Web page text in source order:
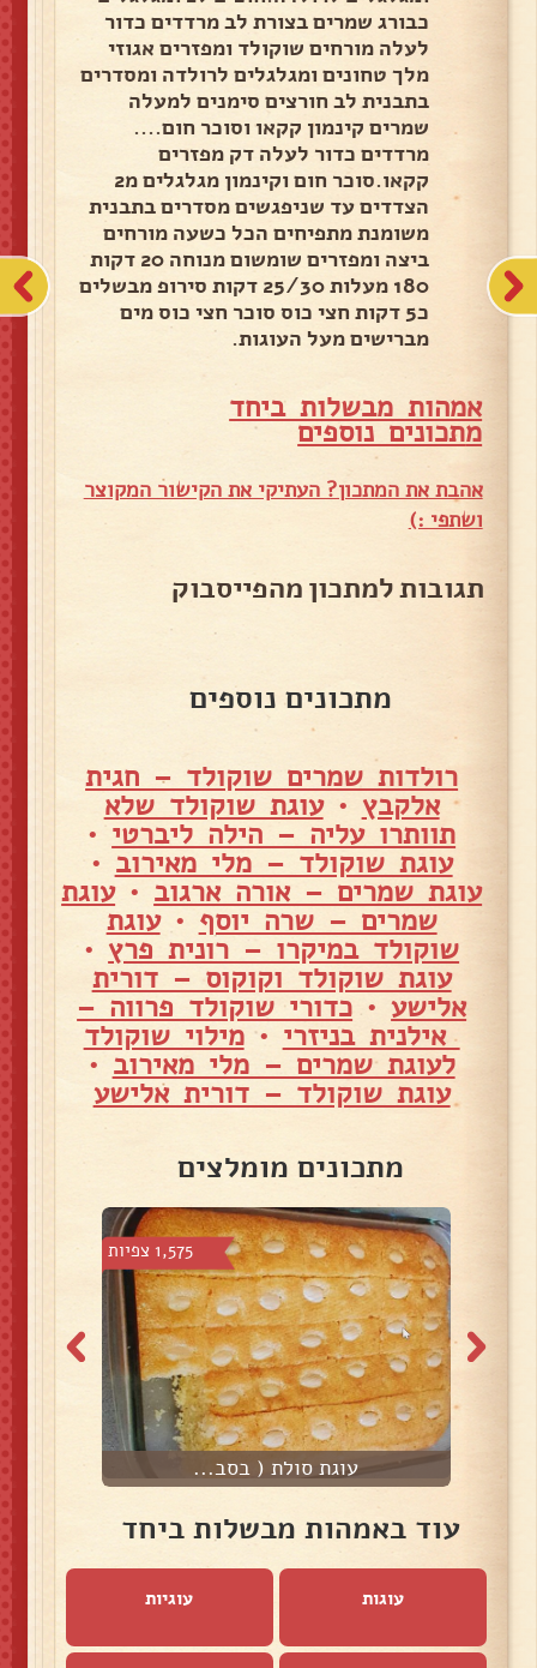
כבורג שמרים בצורת לב מרדדים כדור
לעלה מורחים שוקולד ומפזרים אגוזי
מלך טחונים ומגלגלים לרולדה ומסדרים
בתבנית לב חורצים סימנים למעלה
שמרים קינמון קקאו וסוכר חום....
מרדדים כדור לעלה דק מפזרים
קקאו.סוכר חום וקינמון מגלגלים מ2
הצדדים עד שניפגשים מסדרים בתבנית
משומנת מתפיחים הכל כשעה מורחים
ביצה ומפזרים שומשום מנוחה 20 דקות
180 מעלות 25/30 דקות סירופ מבשלים
כ5 דקות חצי כוס סוכר חצי כוס מים
מברישים מעל העוגות.
אמהות מבשלות ביחד
מתכונים נוספים
אהבת את המתכון? העתיקי את הקישור המקוצר
ושתפי :)
תגובות למתכון מהפייסבוק
מתכונים נוספים
רולדות שמרים שוקולד – חגית
אלקבץ •עוגת שוקולד שלא
תוותרו עליה – הילה ליברטי •
עוגת שוקולד – מלי מאירוב •
עוגת שמרים – אורה ארגוב •עוגת
שמרים – שרה יוסף •עוגת
שוקולד במיקרו – רונית פרץ •
עוגת שוקולד וקוקוס – דורית
אלישע• כדורי שוקולד פרווה –
אילנית בניזרי •מילוי שוקולד
לעוגת שמרים – מלי מאירוב •
עוגת שוקולד – דורית אלישע
מתכונים מומלצים
1,575 צפיות
עוגת סולת ( בסב...
עוד באמהות מבשלות ביחד
עוגות עוגיות